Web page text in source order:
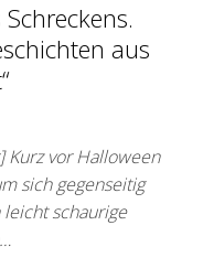
aus
Kurz vor Halloween
sich gegenseitig
schaurige